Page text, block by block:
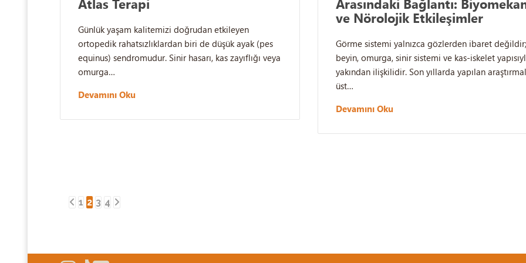
Günlük yaşam kalitemizi doğrudan etkileyen
ortopedik rahatsızlıklardan biri de düşük ayak (pes
equinus) sendromudur. Sinir hasarı, kas zayıflığı veya
omurga…
Devamını Oku
ve Nörolojik Etkileşimler
Görme sistemi yalnızca gözlerden ibaret değildir;
beyin, omurga, sinir sistemi ve kas-iskelet
yakından ilişkilidir. Son yıllarda yapılan
üst…
Devamını Oku
Yazı
1 2 3 4